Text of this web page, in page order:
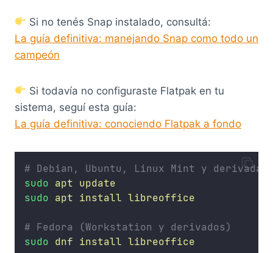
Si no tenés Snap instalado, consultá:
La guía definitiva: manejando Snap como todo un
campeón
Si todavía no configuraste Flatpak en tu
sistema, seguí esta guía:
La guía definitiva: conociendo Flatpak a fondo
# Debian, Ubuntu, Linux Mint y derivadas
sudo apt update
sudo apt install libreoffice
# Fedora (Workstation y derivados)
sudo dnf install libreoffice